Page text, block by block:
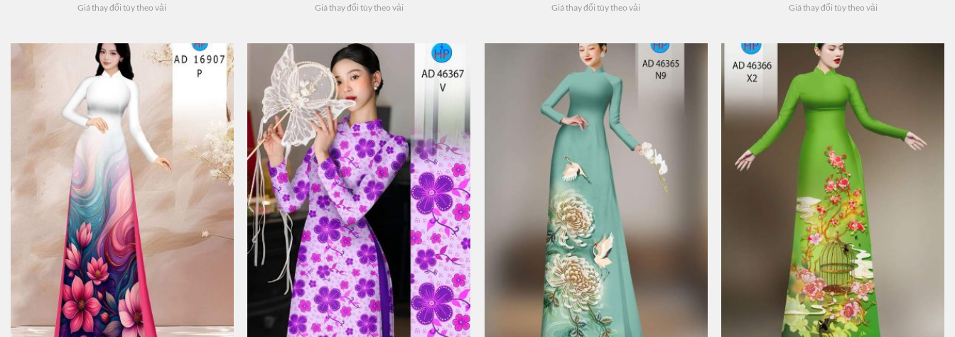
Giá thay đổi tùy theo vải Giá thay đổi tùy theo vải Giá thay đổi tùy theo vải Giá thay đổi tùy theo vải